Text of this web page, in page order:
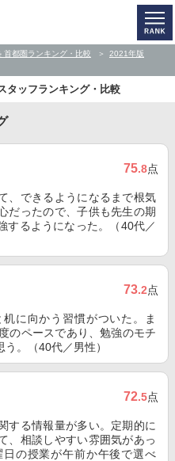
首都圏ランキング・比較
2021年版
タッフランキング・比較
75.8点
、できるようになるまで根気
だったので、子供も先生の期
するようになった。（40代／
73.2点
に向かう習慣がついた。ま
のペースであり、勉強のモチ
。（40代／男性）
72.5点
する情報量が多い。定期的に
、相談しやすい雰囲気があっ
の授業が午前か午後で選べ